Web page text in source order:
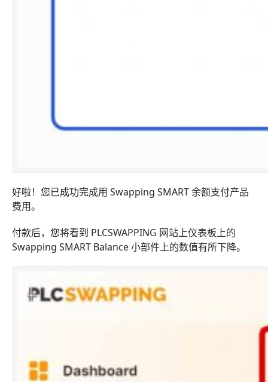
好啦！您已成功完成用 Swapping SMART 余额支付产品
费用。
付款后，您将看到 PLCSWAPPING 网站上仪表板上的
Swapping SMART Balance 小部件上的数值有所下降。